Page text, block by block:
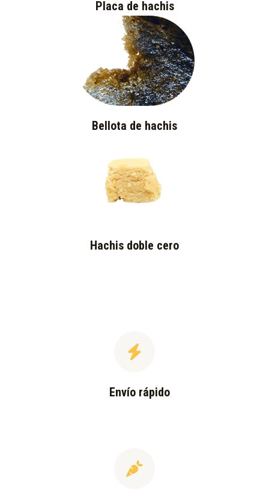
Placa de hachis
Bellota de hachis
Hachis doble cero
Envío rápido